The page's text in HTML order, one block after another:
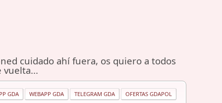
cuidado ahí fuera, os quiero a todos
vuelta...
GDA WEBAPP GDA TELEGRAM GDA OFERTAS GDAPOL